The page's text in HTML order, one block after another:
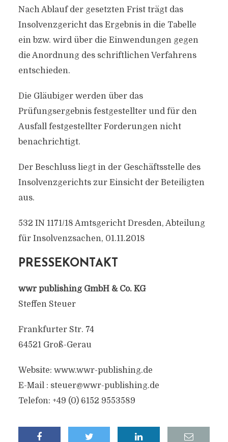
Nach Ablauf der gesetzten Frist trägt das
Insolvenzgericht das Ergebnis in die Tabelle
ein bzw. wird über die Einwendungen gegen
die Anordnung des schriftlichen Verfahrens
entschieden.
Die Gläubiger werden über das
Prüfungsergebnis festgestellter und für den
Ausfall festgestellter Forderungen nicht
benachrichtigt.
Der Beschluss liegt in der Geschäftsstelle des
Insolvenzgerichts zur Einsicht der Beteiligten
aus.
532 IN 1171/18 Amtsgericht Dresden, Abteilung
für Insolvenzsachen, 01.11.2018
PRESSEKONTAKT
wwr publishing GmbH & Co. KG
Steffen Steuer
Frankfurter Str. 74
64521 Groß-Gerau
Website: www.wwr-publishing.de
E-Mail : steuer@wwr-publishing.de
Telefon: +49 (0) 6152 9553589